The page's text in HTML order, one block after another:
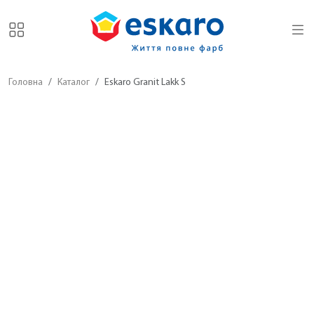
Головна Каталог Eskaro Granit Lakk S